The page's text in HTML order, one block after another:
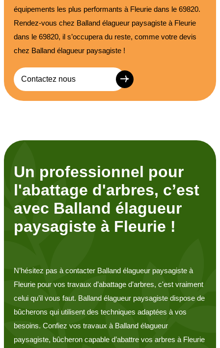
équipements les plus performants à Fleurie dans le 69820.
Rendez-vous chez Balland élagueur paysagiste à Fleurie
dans le 69820, il s’occupera du reste, comme votre devis
chez Balland élagueur paysagiste !
Contactez nous
Un professionnel pour
l'abattage d'arbres, c’est
avec Balland élagueur
paysagiste à Fleurie !
N’hésitez pas à contacter Balland élagueur paysagiste à
Fleurie pour vos travaux d’abattage d’arbres, c'est vraiment
celui qu’il vous faut. Balland élagueur paysagiste dispose de
bûcherons qui utilisent des techniques adaptées à vos
besoins. Confiez vos travaux à Balland élagueur
paysagiste, bûcheron capable d’abattre vos arbres à Fleurie